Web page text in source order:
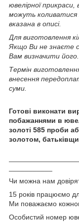
ювелірної прикраси,
можуть коливатися
вказана в описі.
Для виготовлення
Якщо Ви не знаєте
Вам визначити його.
Термін
внесення
суми.
Готові виконати
побажаннями в
золоті 585 проби
золотом,
Чи можна нам
15 років працюємо
Ми поважаємо
Особистий номер